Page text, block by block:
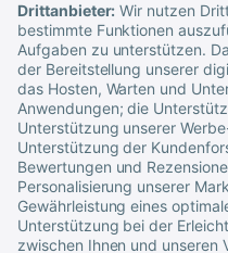
Drittanbieter: Wir nutzen
bestimmte Funktionen
Aufgaben zu unterstützen.
der Bereitstellung unserer
das Hosten, Warten und
Anwendungen; die
Unterstützung unserer
Unterstützung der
Bewertungen und
Personalisierung unserer
Gewährleistung eines
Unterstützung bei der
zwischen Ihnen und unseren